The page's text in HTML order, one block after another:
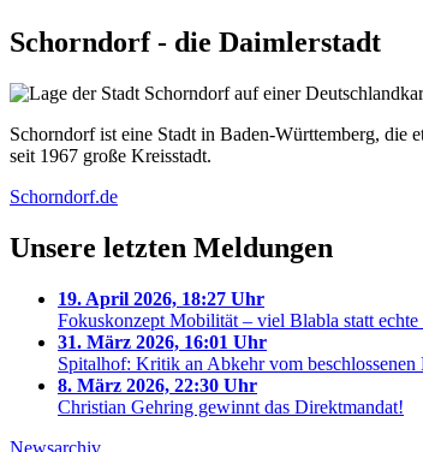
Schorndorf - die Daimlerstadt
Schorndorf ist eine Stadt in Baden-Württemberg,
seit 1967 große Kreisstadt.
Schorndorf.de
Unsere letzten Meldungen
19. April 2026, 18:27 Uhr
Fokuskonzept Mobilität – viel Blabla statt
31. März 2026, 16:01 Uhr
Spitalhof: Kritik an Abkehr vom beschlossenen
8. März 2026, 22:30 Uhr
Christian Gehring gewinnt das Direktmandat!
Newsarchiv